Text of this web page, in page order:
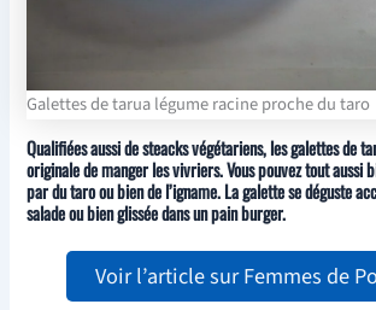
Galettes de tarua légume racine proche du taro
Qualifiées aussi de steacks végétariens, les galettes de
originale de manger les vivriers. Vous pouvez tout aussi
par du taro ou bien de l’igname. La galette se déguste
salade ou bien glissée dans un pain burger.
Voir l’article sur Femmes de